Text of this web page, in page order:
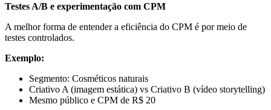
Testes A/B e experimentação com CPM
A melhor forma de entender a eficiência do CPM é por meio de
testes controlados.
Exemplo:
Segmento: Cosméticos naturais
Criativo A (imagem estática) vs Criativo B (vídeo storytelling)
Mesmo público e CPM de R$ 20